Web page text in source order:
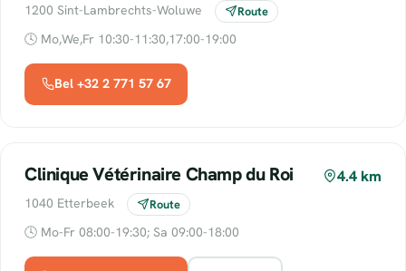
1200 Sint-Lambrechts-Woluwe Route
🕓 Mo,We,Fr 10:30-11:30,17:00-19:00
Bel +32 2 771 57 67
Clinique Vétérinaire Champ du Roi 4.4 km
1040 Etterbeek Route
🕓 Mo-Fr 08:00-19:30; Sa 09:00-18:00